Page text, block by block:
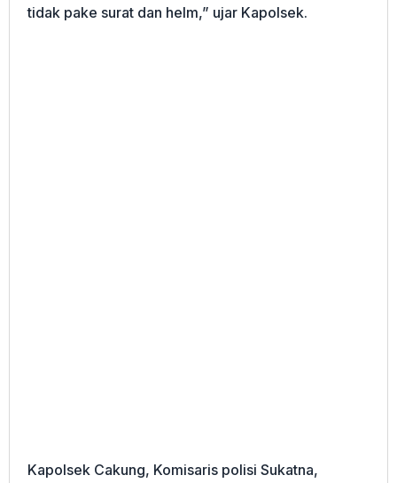
tidak pake surat dan helm,” ujar Kapolsek.
Kapolsek Cakung, Komisaris polisi Sukatna,